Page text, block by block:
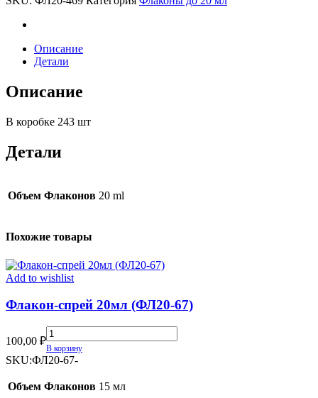
469)
quantity
Описание
Детали
Описание
В коробке 243 шт
Детали
Объем Флаконов 20 ml
Похожие товары
Add to wishlist
Флакон-спрей 20мл (ФЛ20-67)
100,00 ₽
Флакон-
спрей
20мл
67)
В корзину
SKU:ФЛ20-67-
Объем Флаконов 15 мл